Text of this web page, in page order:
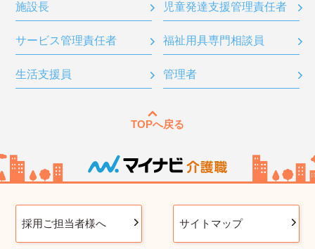
施設長 児童発達支援管理責任者
サービス管理責任者 福祉用具専門相談員
生活支援員 管理者
TOPへ戻る
採用ご担当者様へ サイトマップ